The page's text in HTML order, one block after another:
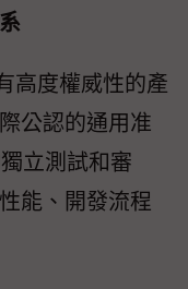
高度權威性的產
公認的通用准
立測試和審
能、開發流程